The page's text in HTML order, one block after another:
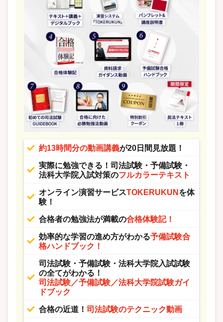
約13時間分の動画講義が20日間見放題！
実際に勉強できる！司法試験・予備試験・
法科大学院入試対策のフルカラーテキスト
オンライン演習サービスTOKERUKUN を体
験！
合格者の勉強法が満載の合格体験記！
効率的な学習の進め方がわかる予備試験合
格ハンドブック！
司法試験・予備試験・法科大学院入試試験
の全てがわかる！
司法試験／予備試験／法科大学院試験ガイ
ドブック
合格の近道！ 司法試験のテクニック動画